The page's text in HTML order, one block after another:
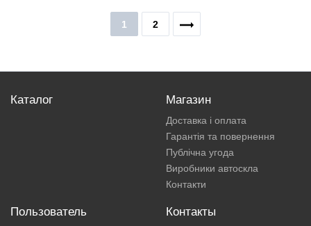
1 2
Каталог Магазин
Доставка і оплата
Гарантія та повернення
Публічна угода
Виробники автоскла
Контакти
Пользователь Контакты